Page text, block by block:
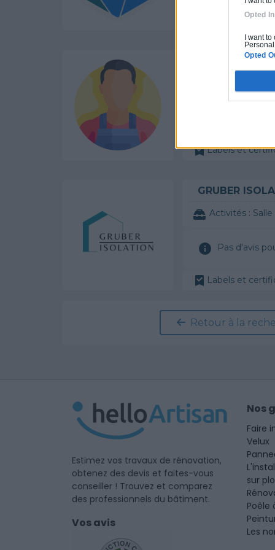
Opted In
I want
Opted
Labels et
NEW
Salle de
Labels et
GRUBER
Activités : Salle
Pas d'avis
Labels et
Retour à la
Estimez vos travaux de rénovation,
obtenez des devis et faites-vous
conseiller ! Trouvez et comparez
des professionnels du bâtiment.
Vos avis
Nos
Faire
Velux
sur
Poêle
Les